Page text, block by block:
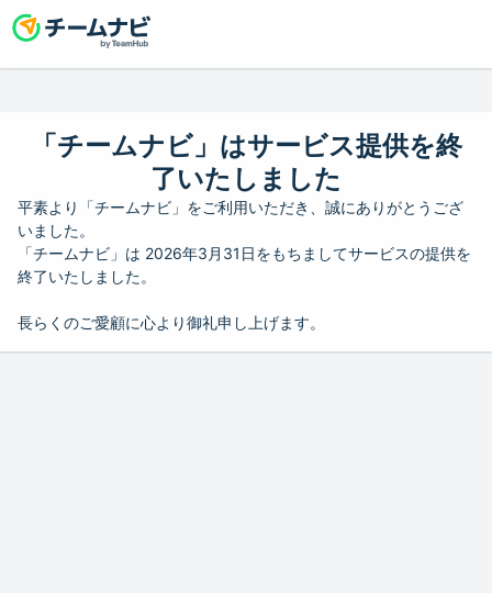
「チームナビ」はサービス提供を終
了いたしました
平素より「チームナビ」をご利用いただき、誠にありがとうござ
いました。
「チームナビ」は 2026年3月31日をもちましてサービスの提供を
終了いたしました。
長らくのご愛顧に心より御礼申し上げます。